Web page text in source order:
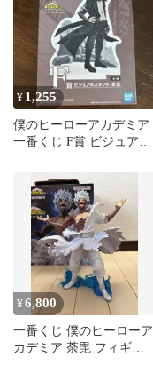
¥ 1,255
僕のヒーローアカデミア
一番くじ F賞 ビジュアル
¥6,800
一番くじ 僕のヒーローア
カデミア 荼毘 フィギュ